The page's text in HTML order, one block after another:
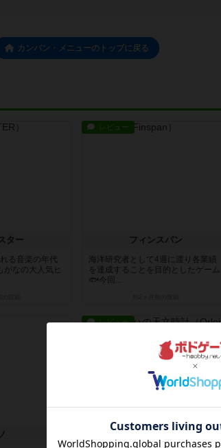
カンバン・メニューのトップに戻る
ター
る音楽の年代
がなの大人気ヒ
レビュー
フィンスパン
海洋研究者として4週に渡り各業績
を達成することを目的としたゲーム
🐟今回...
レビュー
オルロイ：プラハの天文時計